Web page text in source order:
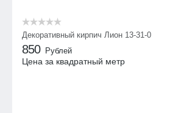
Декоративный кирпич Лион 13-31-0
850 Рублей
Цена за квадратный метр